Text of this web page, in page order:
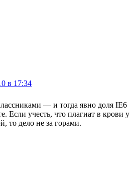
в 17:34
— и тогда явно доля IE6
Если учесть, что плагиат в крови у
то дело не за горами.